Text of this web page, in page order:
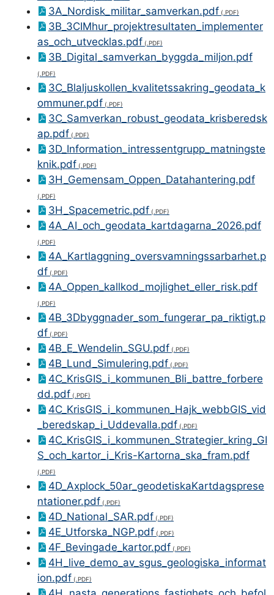
3A_Nordisk_militar_samverkan.pdf
3B_3CIMhur_projektresultaten_implementer
as_och_utvecklas.pdf
3B_Digital_samverkan_byggda_miljon.pdf
3C_Blaljuskollen_kvalitetssakring_geodata_k
ommuner.pdf
3C_Samverkan_robust_geodata_krisberedsk
ap.pdf
3D_Information_intressentgrupp_matningste
knik.pdf
3H_Gemensam_Oppen_Datahantering.pdf
3H_Spacemetric.pdf
4A_AI_och_geodata_kartdagarna_2026.pdf
4A_Kartlaggning_oversvamningssarbarhet.p
df
4A_Oppen_kallkod_mojlighet_eller_risk.pdf
4B_3Dbyggnader_som_fungerar_pa_riktigt.p
df
4B_E_Wendelin_SGU.pdf
4B_Lund_Simulering.pdf
4C_KrisGIS_i_kommunen_Bli_battre_forbere
dd.pdf
4C_KrisGIS_i_kommunen_Hajk_webbGIS_vid
_beredskap_i_Uddevalla.pdf
4C_KrisGIS_i_kommunen_Strategier_kring_GI
S_och_kartor_i_Kris-Kartorna_ska_fram.pdf
4D_Axplock_50ar_geodetiskaKartdagsprese
ntationer.pdf
4D_National_SAR.pdf
4E_Utforska_NGP.pdf
4F_Bevingade_kartor.pdf
4H_live_demo_av_sgus_geologiska_informat
ion.pdf